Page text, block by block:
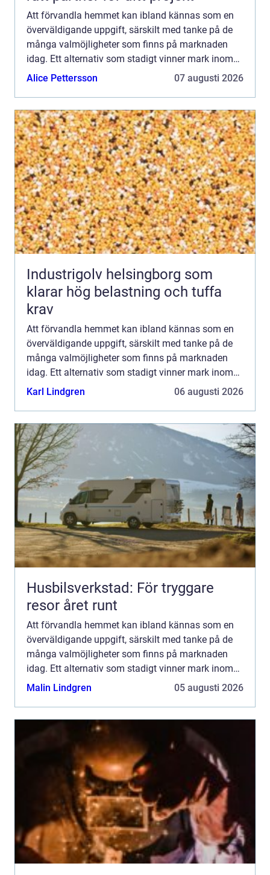
Att förvandla hemmet kan ibland kännas som en
överväldigande uppgift, särskilt med tanke på de
många valmöjligheter som finns på marknaden
idag. Ett alternativ som stadigt vinner mark inom
såv&aum...
Alice Pettersson 07 augusti 2026
Industrigolv helsingborg som
klarar hög belastning och tuffa
krav
Att förvandla hemmet kan ibland kännas som en
överväldigande uppgift, särskilt med tanke på de
många valmöjligheter som finns på marknaden
idag. Ett alternativ som stadigt vinner mark inom
såv&aum...
Karl Lindgren 06 augusti 2026
Husbilsverkstad: För tryggare
resor året runt
Att förvandla hemmet kan ibland kännas som en
överväldigande uppgift, särskilt med tanke på de
många valmöjligheter som finns på marknaden
idag. Ett alternativ som stadigt vinner mark inom
såv&aum...
Malin Lindgren 05 augusti 2026